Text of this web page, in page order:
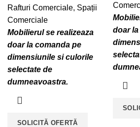
Rafturi Comerciale, Spații
Comerciale
Mobilierul se realizeaza
doar la comanda pe
dimensiunile si culorile
selectate de
dumneavoastra.
SOLICITĂ OFERTĂ
doar